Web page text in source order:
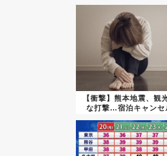
【衝撃】熊本地震、観
な打撃…宿泊キャンセ